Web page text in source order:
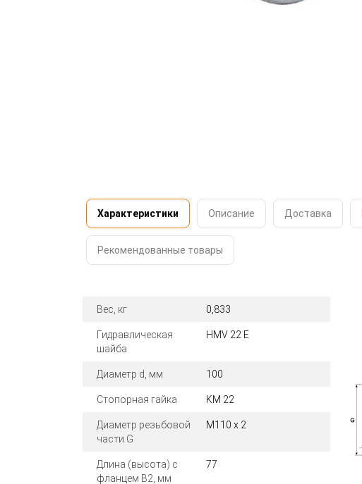
Характеристики Описание Доставка
Рекомендованные товары
Вес, кг 0,833
Гидравлическая
шайба
HMV 22 E
Диаметр d, мм 100
Стопорная гайка KM 22
Диаметр резьбовой
части G
M110 x 2
Длина (высота) с
фланцем B2, мм
77